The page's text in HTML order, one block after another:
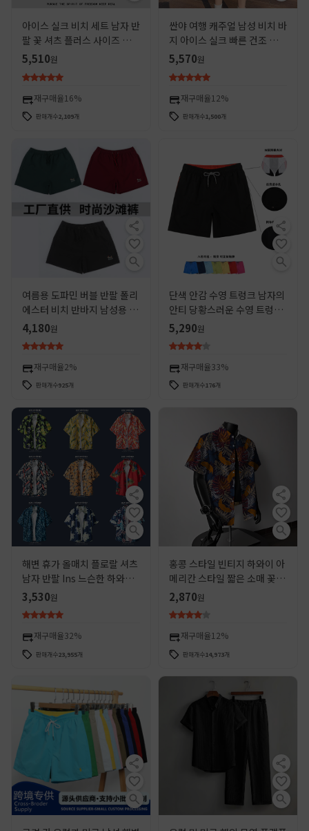
아이스 실크 비치 세트 남자 반
팔 꽃 셔츠 플러스 사이즈 느슨
한 하와이 빠른 건조 캐주얼 반
바지 커플 세트
5,510원
재구매율 16%
판매개수2,109개
싼야 여행 캐주얼 남성 비치 바
지 아이스 실크 빠른 건조 꽃
반바지 해변 휴일 꽃 셔츠 하와
이 세트
5,570원
재구매율 12%
판매개수1,500개
여름용 도파민 버블 반팔 폴리
에스터 비치 반바지 남성용 닥
스훈트 강아지 자수 3부 속건
캐주얼 팬츠
4,180원
재구매율2%
판매개수925개
단색 안감 수영 트렁크 남자의
안티 당황스러운 수영 트렁크
느슨한 빠른 건조 래프팅은 남
성용 비치 바지 도매 출시 가능
5,290원
재구매율33%
판매개수176개
해변 휴가 올매치 플로랄 셔츠
남자 반팔 Ins 느슨한 하와이
레트로 스타일 비치 셔츠 재킷
3,530원
재구매율32%
판매개수23,955개
홍콩 스타일 빈티지 하와이 아
메리칸 스타일 짧은 소매 꽃 셔
츠 남성 여름 캐주얼 트렌디 한
비치 커플 셔츠
2,870원
재구매율 12%
판매개수14,973개